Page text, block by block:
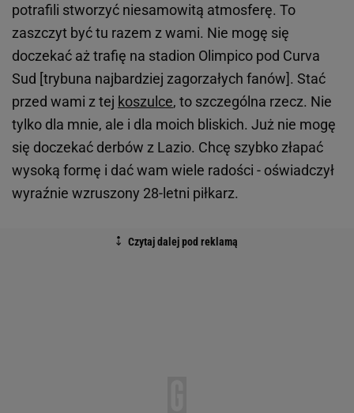
potrafili stworzyć niesamowitą atmosferę. To
zaszczyt być tu razem z wami. Nie mogę się
doczekać aż trafię na stadion Olimpico pod Curva
Sud [trybuna najbardziej zagorzałych fanów]. Stać
przed wami z tej koszulce, to szczególna rzecz. Nie
tylko dla mnie, ale i dla moich bliskich. Już nie mogę
się doczekać derbów z Lazio. Chcę szybko złapać
wysoką formę i dać wam wiele radości - oświadczył
wyraźnie wzruszony 28-letni piłkarz.